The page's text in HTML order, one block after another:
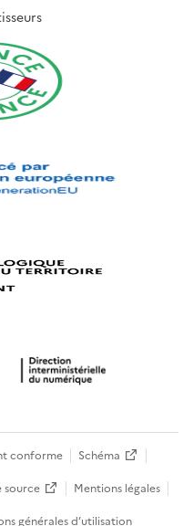
conforme
Schéma
source
Mentions légales
générales d’utilisation